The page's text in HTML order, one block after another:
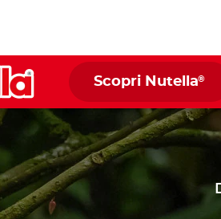
Scopri Nutella®